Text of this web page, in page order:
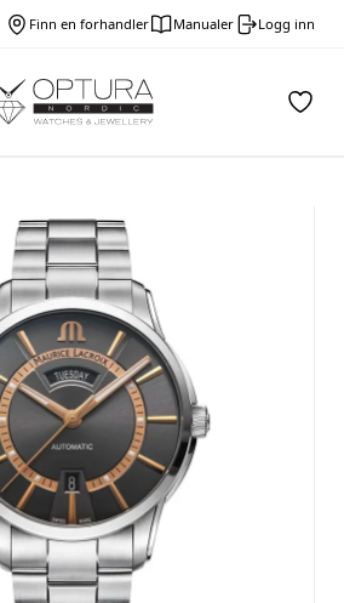
Finn en forhandler Manualer Logg inn